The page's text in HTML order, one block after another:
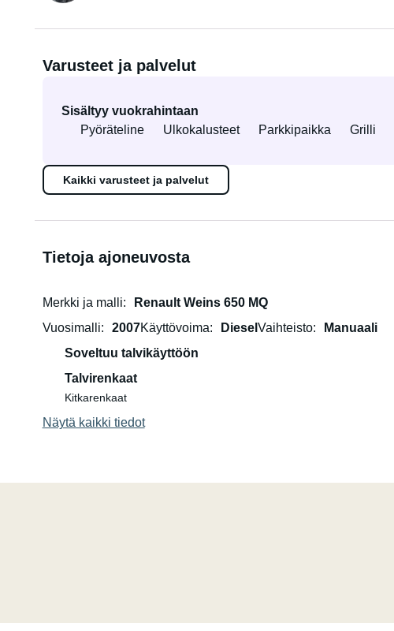
Varusteet ja palvelut
Sisältyy vuokrahintaan
Pyöräteline
Ulkokalusteet Parkkipaikka Grilli
Kaikki varusteet ja palvelut
Tietoja ajoneuvosta
Merkki ja malli
Renault Weins 650 MQ
Vuosimalli
2007Käyttövoima Diesel Vaihteisto
Manuaali
Soveltuu talvikäyttöön
Talvirenkaat
Kitkarenkaat
Näytä kaikki tiedot